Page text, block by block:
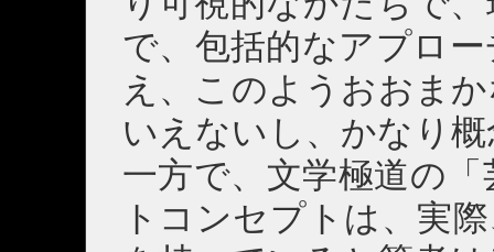
で、包括的なアプロ
え、このようおおま
いえないし、かなり
一方で、文学極道の
トコンセプトは、実